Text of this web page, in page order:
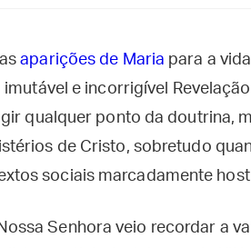
aparições de Maria para a
e incorrigível
qualquer ponto da doutrina,
de Cristo, sobretudo
sociais marcadamente
Senhora veio recordar a